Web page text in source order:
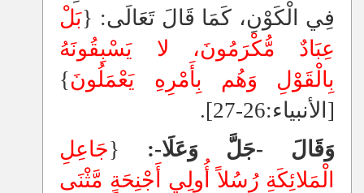
فِي الْكَوْنِ، كَمَا قَالَ تَعَالَى: ‏{‏بَلْ
عِبَادٌ مُّكْرَمُونَ، لا يَسْبِقُونَهُ
بِالْقَوْلِ وَهُم بِأَمْرِهِ يَعْمَلُونَ‏}‏
‏[‏الأنبياء:26-27‏]‏‏.‏
وَقَالَ -جَلَّ وَعَلَا-:
‏{‏جَاعِلِ
الْمَلائِكَةِ رُسُلاً أُولِي أَجْنِحَةٍ مَّثْنَى